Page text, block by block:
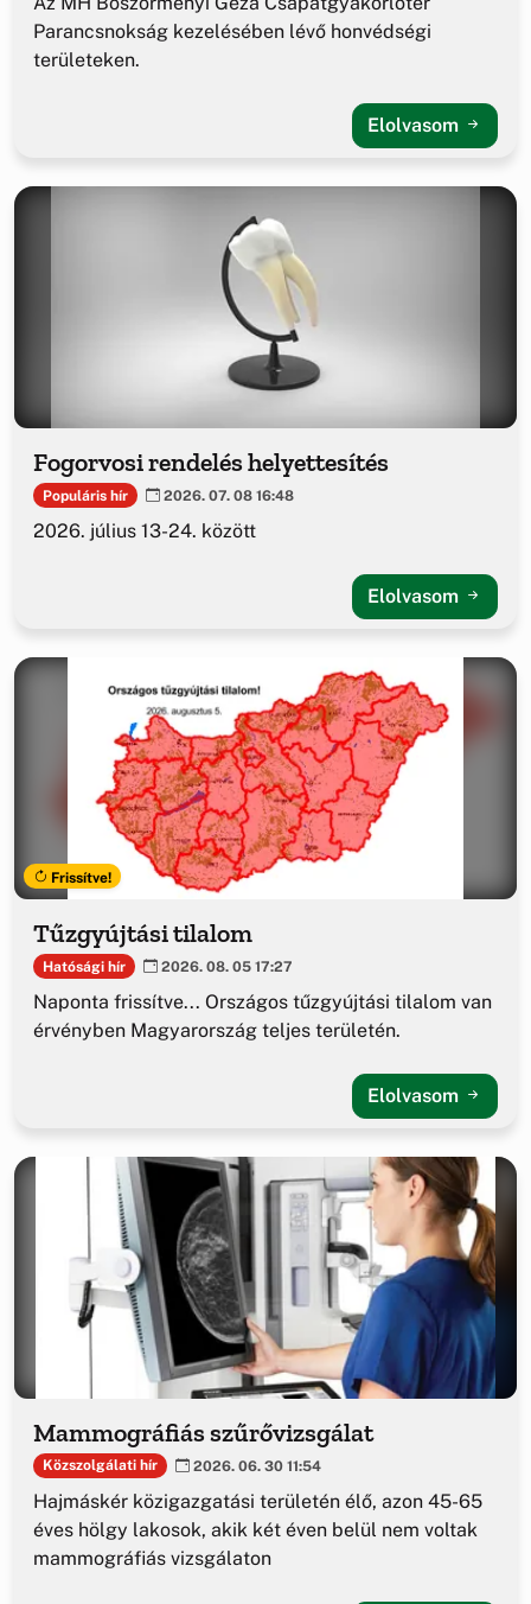
Parancsnokság kezelésében lévő honvédségi
területeken.
Elolvasom
Fogorvosi rendelés helyettesítés
Populáris hír 2026. 07. 08 16:48
2026. július 13-24. között
Elolvasom
Frissítve!
Tűzgyújtási tilalom
Hatósági hír 2026. 08. 05 17:27
Naponta frissítve... Országos tűzgyújtási tilalom van
érvényben Magyarország teljes területén.
Elolvasom
Mammográfiás szűrővizsgálat
Közszolgálati hír 2026. 06. 30 11:54
Hajmáskér közigazgatási területén élő, azon 45-65
éves hölgy lakosok, akik két éven belül nem voltak
mammográfiás vizsgálaton